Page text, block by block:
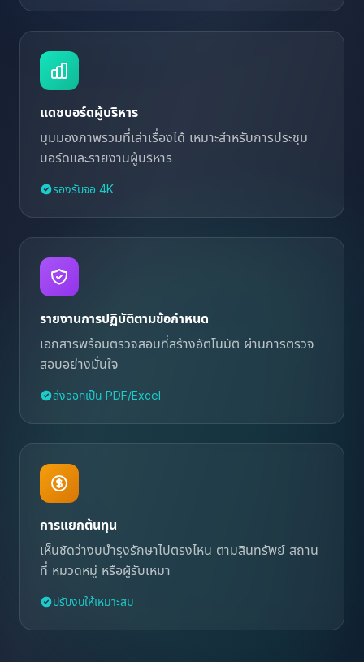
แดชบอร์ดผู้บริหาร
มุมมองภาพรวมที่เล่าเรื่องได้ เหมาะสำหรับการประชุม
บอร์ดและรายงานผู้บริหาร
รองรับจอ 4K
รายงานการปฏิบัติตามข้อกำหนด
เอกสารพร้อมตรวจสอบที่สร้างอัตโนมัติ ผ่านการตรวจ
สอบอย่างมั่นใจ
ส่งออกเป็น PDF/Excel
การแยกต้นทุน
เห็นชัดว่างบบำรุงรักษาไปตรงไหน ตามสินทรัพย์ สถาน
ที่ หมวดหมู่ หรือผู้รับเหมา
ปรับงบให้เหมาะสม